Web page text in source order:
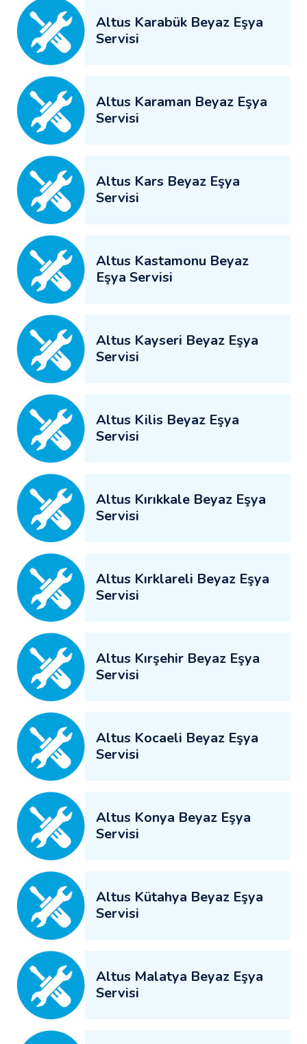
Altus Karabük Beyaz Eşya
Servisi
Altus Karaman Beyaz Eşya
Servisi
Altus Kars Beyaz Eşya
Servisi
Altus Kastamonu Beyaz
Eşya Servisi
Altus Kayseri Beyaz Eşya
Servisi
Altus Kilis Beyaz Eşya
Servisi
Altus Kırıkkale Beyaz Eşya
Servisi
Altus Kırklareli Beyaz Eşya
Servisi
Altus Kırşehir Beyaz Eşya
Servisi
Altus Kocaeli Beyaz Eşya
Servisi
Altus Konya Beyaz Eşya
Servisi
Altus Kütahya Beyaz Eşya
Servisi
Altus Malatya Beyaz Eşya
Servisi